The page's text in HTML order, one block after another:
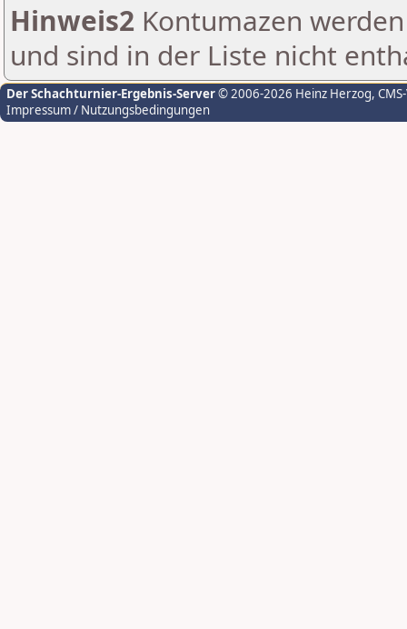
Hinweis2 Kontumazen
und sind in der Liste nicht
Der Schachturnier-Ergebnis-Server© 2006-2026 Heinz Herzog,
Impressum / Nutzungsbedingungen